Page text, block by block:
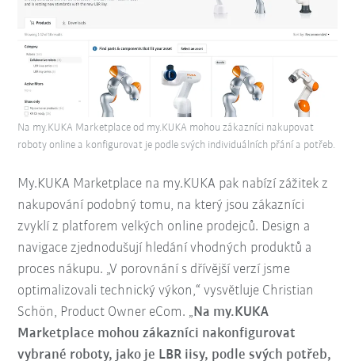
My.KUKA Marketplace na my.KUKA pak nabízí zážitek z
nakupování podobný tomu, na který jsou zákazníci
zvyklí z platforem velkých online prodejců. Design a
navigace zjednodušují hledání vhodných produktů a
proces nákupu. „V porovnání s dřívější verzí jsme
optimalizovali technický výkon,“ vysvětluje Christian
Schön, Product Owner eCom. „ Na my.KUKA
Marketplace mohou zákazníci nakonfigurovat
vybrané roboty, jako je LBR iisy, podle svých potřeb,
Na my.KUKA Marketplace od my.KUKA mohou zákazníci nakupovat
roboty online a konfigurovat je podle svých individuálních přání a potřeb.